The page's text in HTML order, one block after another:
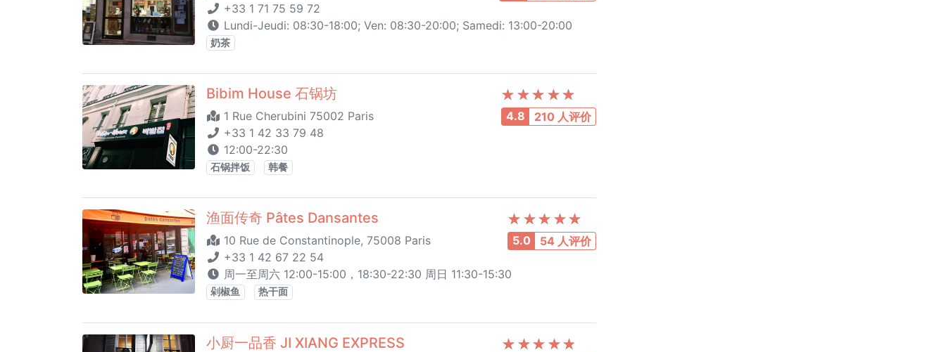
+33 1 71 75 59 72
Lundi-Jeudi: 08:30-18:00; Ven: 08:30-20:00; Samedi: 13:00-20:00
奶茶
4.8 210 人评价
Bibim House 石锅坊
1 Rue Cherubini 75002 Paris
+33 1 42 33 79 48
12:00-22:30
石锅拌饭 韩餐
5.0 54 人评价
渔面传奇 Pâtes Dansantes
10 Rue de Constantinople, 75008 Paris
+33 1 42 67 22 54
周一至周六 12:00-15:00，18:30-22:30 周日 11:30-15:30
剁椒鱼 热干面
小厨一品香 JI XIANG EXPRESS